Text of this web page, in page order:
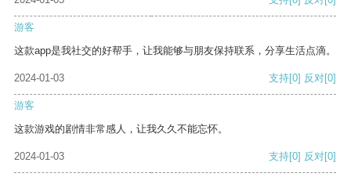
游客
这款app是我社交的好帮手，让我能够与朋友保持联系，分享生活点滴。
2024-01-03 支持[0] 反对[0]
游客
这款游戏的剧情非常感人，让我久久不能忘怀。
2024-01-03 支持[0] 反对[0]